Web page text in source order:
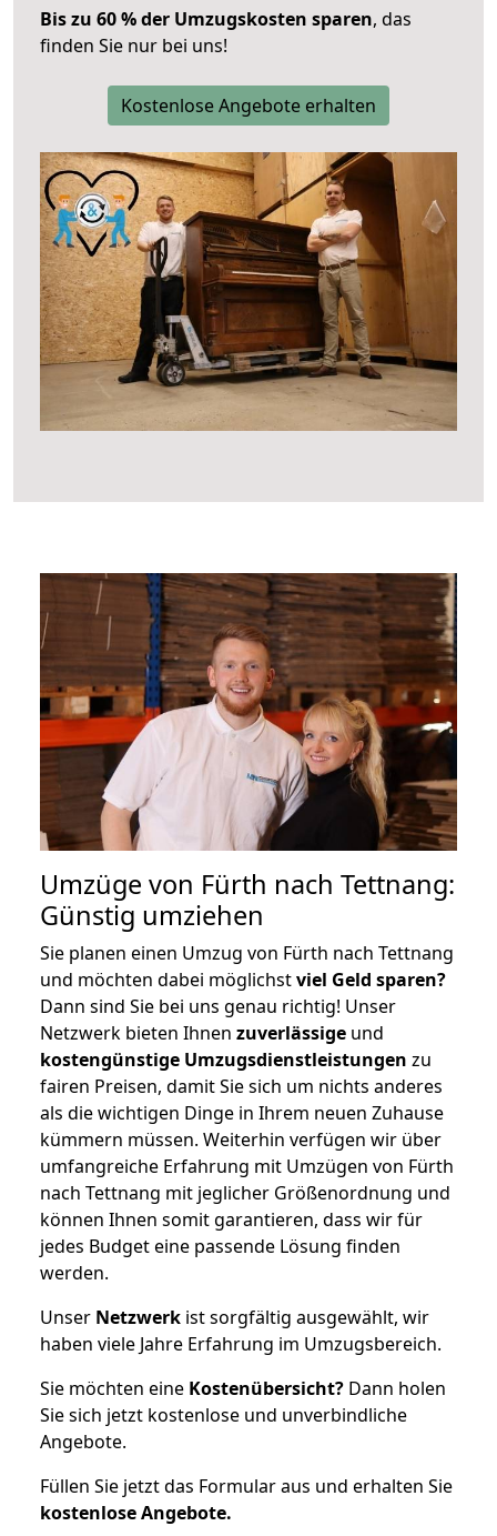
Bis zu 60 % der Umzugskosten sparen, das
finden Sie nur bei uns!
Kostenlose Angebote erhalten
Umzüge von Fürth nach Tettnang:
Günstig umziehen
Sie planen einen Umzug von Fürth nach Tettnang
und möchten dabei möglichstviel Geld sparen?
Dann sind Sie bei uns genau richtig! Unser
Netzwerk bieten Ihnen zuverlässige und
kostengünstige Umzugsdienstleistungen zu
fairen Preisen, damit Sie sich um nichts anderes
als die wichtigen Dinge in Ihrem neuen Zuhause
kümmern müssen. Weiterhin verfügen wir über
umfangreiche Erfahrung mit Umzügen von Fürth
nach Tettnang mit jeglicher Größenordnung und
können Ihnen somit garantieren, dass wir für
jedes Budget eine passende Lösung finden
werden.
Unser Netzwerk ist sorgfältig ausgewählt, wir
haben viele Jahre Erfahrung im Umzugsbereich.
Sie möchten eine Kostenübersicht? Dann holen
Sie sich jetzt kostenlose und unverbindliche
Angebote.
Füllen Sie jetzt das Formular aus und erhalten Sie
kostenloseAngebote.